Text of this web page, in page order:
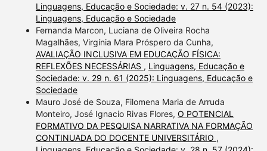
Linguagens, Educação e Sociedade: v. 27 n. 54 (2023):
Linguagens, Educação e Sociedade
Fernanda Marcon, Luciana de Oliveira Rocha
Magalhães, Virgínia Mara Próspero da Cunha,
AVALIAÇÃO INCLUSIVA EM EDUCAÇÃO FÍSICA:
REFLEXÕES NECESSÁRIAS , Linguagens, Educação e
Sociedade: v. 29 n. 61 (2025): Linguagens, Educação e
Sociedade
Mauro José de Souza, Filomena Maria de Arruda
Monteiro, José Ignacio Rivas Flores, O POTENCIAL
FORMATIVO DA PESQUISA NARRATIVA NA FORMAÇÃO
CONTINUADA DO DOCENTE UNIVERSITÁRIO ,